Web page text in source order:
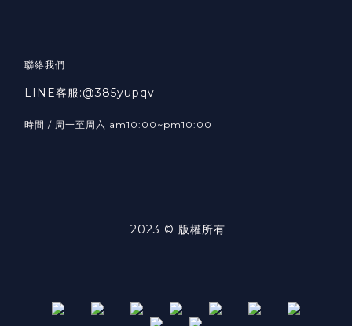
聯絡我們
LINE客服:@385yupqv
時間 / 周一至周六 am10:00~pm10:00
2023 © 版權所有